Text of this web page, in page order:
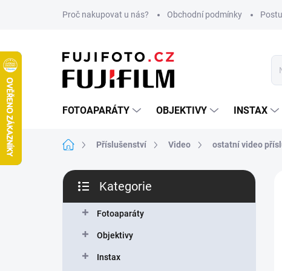
Proč nakupovat u nás? Obchodní podmínky
FOTOAPARÁTY OBJEKTIVY INSTAX
Domů Příslušenství Video ostatní video
P
s
kategorie
Kategorie
Fotoaparáty
Objektivy
Instax